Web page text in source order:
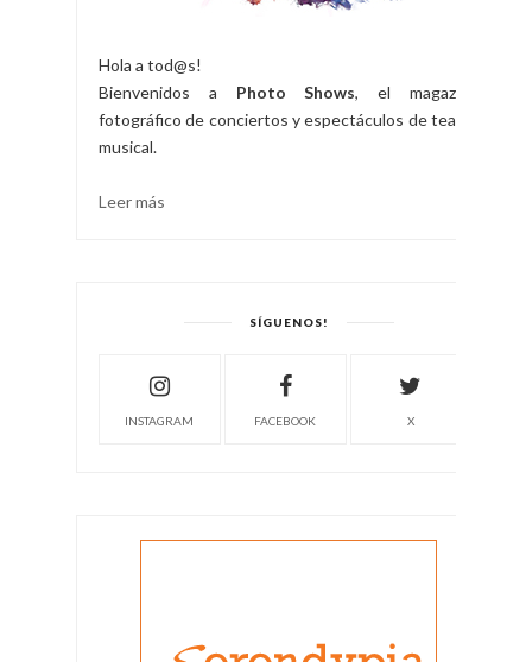
Hola a tod@s!
Bienvenidos a Photo Shows, el magazine
fotográfico de conciertos y espectáculos de teatro
musical.
Leer más
SÍGUENOS!
INSTAGRAM FACEBOOK X